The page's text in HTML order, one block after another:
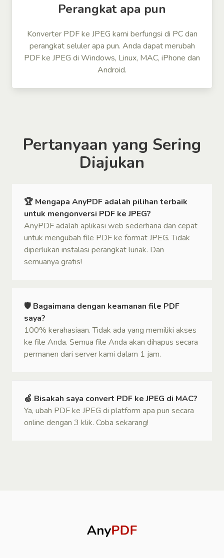
Perangkat apa pun
Konverter PDF ke JPEG kami berfungsi di PC dan
perangkat seluler apa pun. Anda dapat merubah
PDF ke JPEG di Windows, Linux, MAC, iPhone dan
Android.
Pertanyaan yang Sering
Diajukan
🏆 Mengapa AnyPDF adalah pilihan terbaik
untuk mengonversi PDF ke JPEG?
AnyPDF adalah aplikasi web sederhana dan cepat
untuk mengubah file PDF ke format JPEG. Tidak
diperlukan instalasi perangkat lunak. Dan
semuanya gratis!
🛡 Bagaimana dengan keamanan file PDF
saya?
100% kerahasiaan. Tidak ada yang memiliki akses
ke file Anda. Semua file Anda akan dihapus secara
permanen dari server kami dalam 1 jam.
🍏 Bisakah saya convert PDF ke JPEG di MAC?
Ya, ubah PDF ke JPEG di platform apa pun secara
online dengan 3 klik. Coba sekarang!